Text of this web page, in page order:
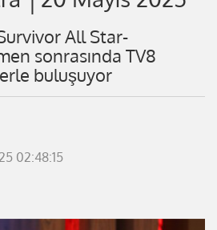
All Star-
sonrasında TV8
buluşuyor
02:48:15